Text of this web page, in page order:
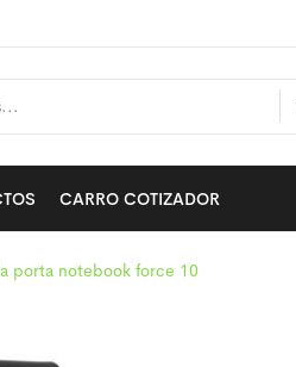
CARRO COTIZADOR
porta notebook force 10